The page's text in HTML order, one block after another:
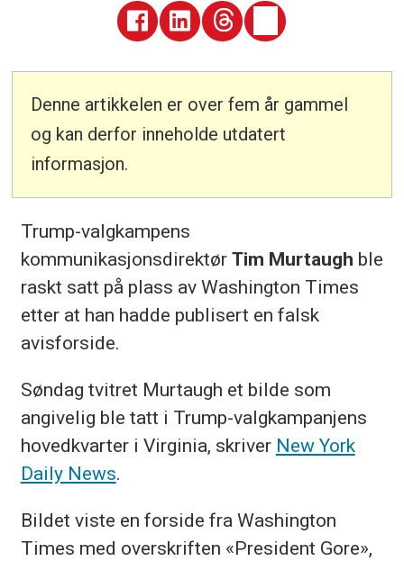
Denne artikkelen er over fem år gammel
og kan derfor inneholde utdatert
informasjon.
Trump-valgkampens
kommunikasjonsdirektør Tim Murtaugh ble
raskt satt på plass av Washington Times
etter at han hadde publisert en falsk
avisforside.
Søndag tvitret Murtaugh et bilde som
angivelig ble tatt i Trump-valgkampanjens
hovedkvarter i Virginia, skriver New York
Daily News.
Bildet viste en forside fra Washington
Times med overskriften «President Gore»,